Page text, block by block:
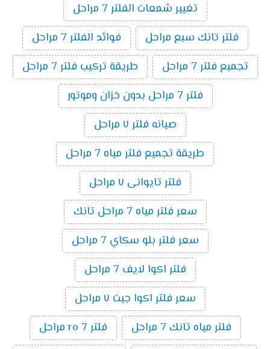
تغيير شمعات الفلتر 7 مراحل
فلتر تانك سبع مراحل
فوائد الفلتر 7 مراحل
تجميع فلتر 7 مراحل
طريقة تركيب فلتر 7 مراحل
فلتر 7 مراحل بدون خزان وموتور
صيانه فلتر ٧ مراحل
طريقة تجميع فلتر مياه 7 مراحل
فلتر تايوانى ٧ مراحل
سعر فلتر مياه 7 مراحل تانك
سعر فلتر بلو سكاي 7 مراحل
فلتر اكوا لايف 7 مراحل
سعر فلتر اكوا جيت ٧ مراحل
فلتر مياه تانك 7 مراحل
فلتر ro 7 مراحل